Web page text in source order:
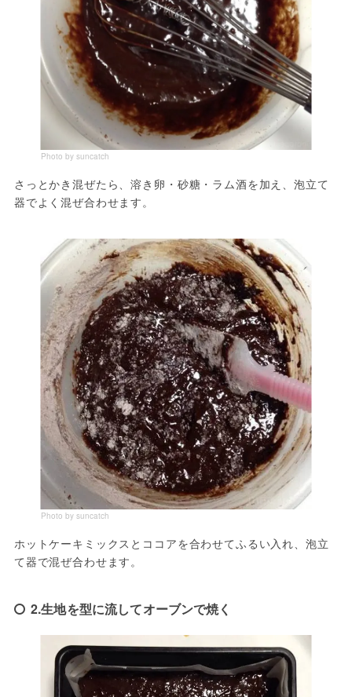
Photo by suncatch
さっとかき混ぜたら、溶き卵・砂糖・ラム酒を加え、泡立て
器でよく混ぜ合わせます。
Photo by suncatch
ホットケーキミックスとココアを合わせてふるい入れ、泡立
て器で混ぜ合わせます。
2.生地を型に流してオーブンで焼く